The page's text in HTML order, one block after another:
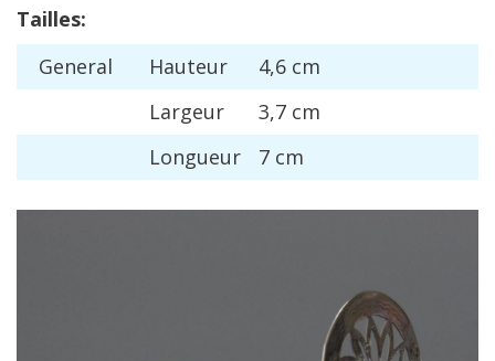
Tailles:
General
Hauteur 4,6 cm
Largeur
3,7 cm
Longueur
7 cm